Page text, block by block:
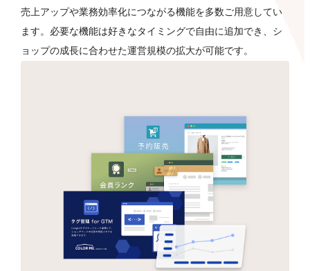
売上アップや業務効率化につながる機能を多数ご用意してい
ます。必要な機能は好きなタイミングで自由に追加でき、シ
ョップの成長に合わせた運営規模の拡大が可能です。